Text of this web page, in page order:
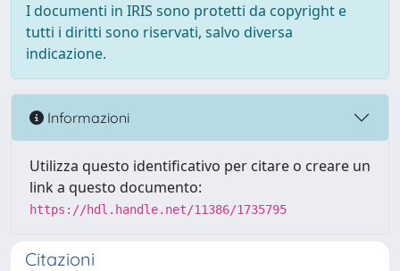
I documenti in IRIS sono protetti da copyright e
tutti i diritti sono riservati, salvo diversa
indicazione.
Informazioni
Utilizza questo identificativo per citare o creare un
link a questo documento:
https://hdl.handle.net/11386/1735795
Citazioni